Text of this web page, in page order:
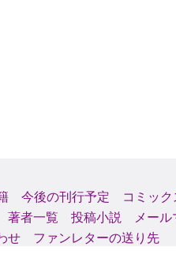
今後の刊行予定 コミッ
著者一覧 投稿小説 メー
せ
ファンレターの送り先